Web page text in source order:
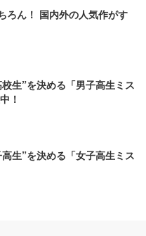
ろん！ 国内外の人気作がす
生”を決める「男子高生ミス
！
生”を決める「女子高生ミス